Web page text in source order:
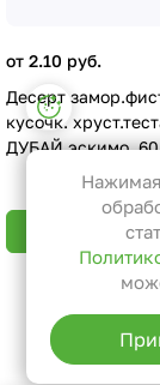
от 2.10 руб.
Десерт
кусочк.
ДУБАЙ эскимо, 60
В
Назад к списку
Эти
могут
браузер
их или